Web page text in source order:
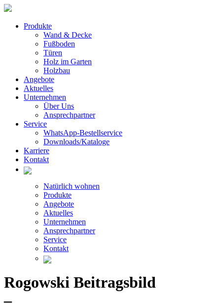
Produkte
Wand & Decke
Fußboden
Türen
Holz im Garten
Holzbau
Angebote
Aktuelles
Unternehmen
Über Uns
Ansprechpartner
Service
WhatsApp-Bestellservice
Downloads/Kataloge
Karriere
Kontakt
Natürlich wohnen
Produkte
Angebote
Aktuelles
Unternehmen
Ansprechpartner
Service
Kontakt
Rogowski Beitragsbild